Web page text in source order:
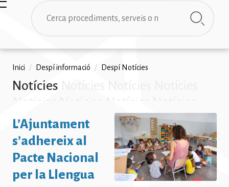
Cerca
Fil
d'ariadna
Inici / Despí informació / Despí Notícies
Notícies
Notícies Notícies Notícies Notícies
Notícies
L’Ajuntament
s’adhereix al
Pacte Nacional
per la Llengua